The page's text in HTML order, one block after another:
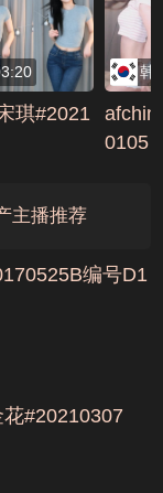
琪#2021
韩
0105
主播推荐
编号D1
#20210307